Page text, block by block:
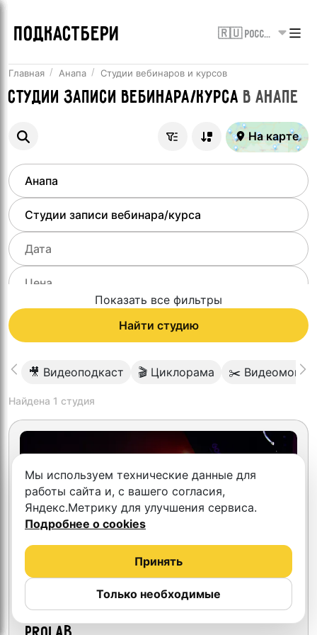
ПОДКАСТБЕРИ 🇷🇺 Россия
Главная Анапа Студии вебинаров и курсов
Студии записи вебинара/курса вАнапе
На карте
Показать все фильтры
Найти студию
🎥 Видеоподкаст 🎬 Циклорама ✂️
Найдена 1 студия
Студия аудио видео записи
5.0
Мы используем технические данные для
работы сайта и, с вашего согласия,
Яндекс.Метрику для улучшения сервиса.
Подробнее о cookies
Только необходимые
Принять